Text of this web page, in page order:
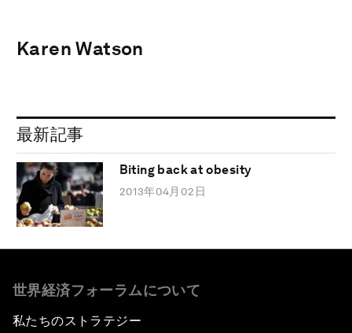
Karen Watson
最新記事
Biting back at obesity
2013年04月02日
世界経済フォーラムについて
私たちのストラテジー